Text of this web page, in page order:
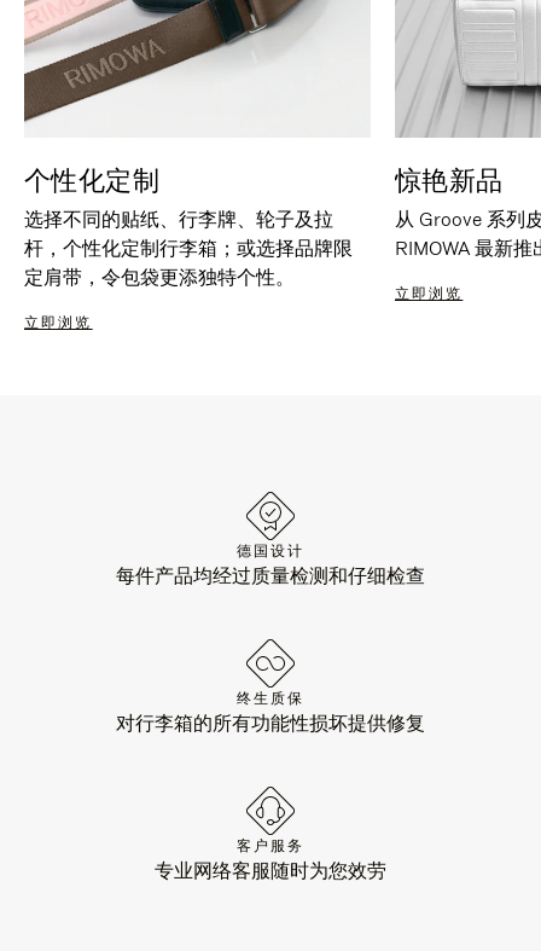
个性化定制
选择不同的贴纸、行李牌、轮子及拉
杆，个性化定制行李箱；或选择品牌限
定肩带，令包袋更添独特个性。
立即浏览
惊艳新品
从 Groove 系列
RIMOWA 最新
立即浏览
德国设计
每件产品均经过质量检测和仔细检查
终生质保
对行李箱的所有功能性损坏提供修复
客户服务
专业网络客服随时为您效劳